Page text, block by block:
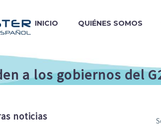
INICIO QUIÉNES SOMOS
a los gobiernos del
noticias